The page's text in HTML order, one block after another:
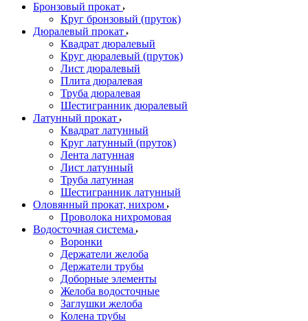
Бронзовый прокат
Круг бронзовый (пруток)
Дюралевый прокат
Квадрат дюралевый
Круг дюралевый (пруток)
Лист дюралевый
Плита дюралевая
Труба дюралевая
Шестигранник дюралевый
Латунный прокат
Квадрат латунный
Круг латунный (пруток)
Лента латунная
Лист латунный
Труба латунная
Шестигранник латунный
Оловянный прокат, нихром
Проволока нихромовая
Водосточная система
Воронки
Держатели желоба
Держатели трубы
Доборные элементы
Желоба водосточные
Заглушки желоба
Колена трубы